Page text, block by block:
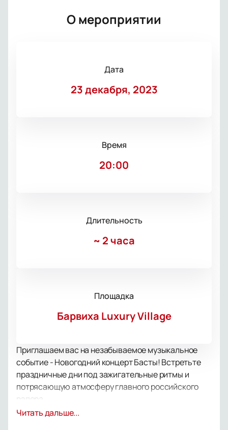
О мероприятии
Дата
23 декабря, 2023
Время
20:00
Длительность
~ 2 часа
Площадка
Барвиха Luxury Village
Приглашаем вас на незабываемое музыкальное
событие - Новогодний концерт Басты! Встретьте
праздничные дни под зажигательные ритмы и
потрясающую атмосферу главного российского
рэпера.
23 декабря на сцене концертного зала "Барвиха
Читать дальше...